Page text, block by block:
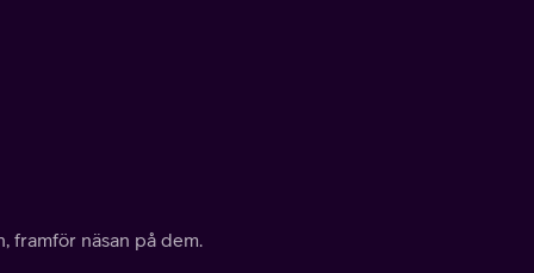
framför näsan på dem.